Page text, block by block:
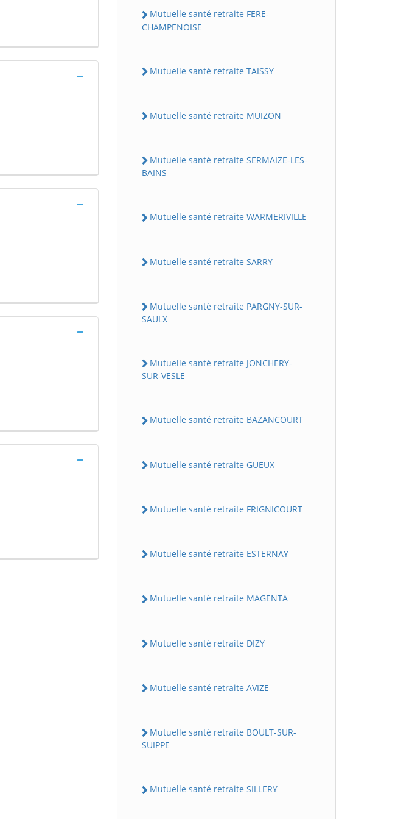
Mutuelle santé retraite FERE-
CHAMPENOISE
Mutuelle santé retraite TAISSY
Mutuelle santé retraite MUIZON
Mutuelle santé retraite SERMAIZE-LES-
BAINS
Mutuelle santé retraite WARMERIVILLE
Mutuelle santé retraite SARRY
Mutuelle santé retraite PARGNY-SUR-
SAULX
Mutuelle santé retraite JONCHERY-
SUR-VESLE
Mutuelle santé retraite BAZANCOURT
Mutuelle santé retraite GUEUX
Mutuelle santé retraite FRIGNICOURT
Mutuelle santé retraite ESTERNAY
Mutuelle santé retraite MAGENTA
Mutuelle santé retraite DIZY
Mutuelle santé retraite AVIZE
Mutuelle santé retraite BOULT-SUR-
SUIPPE
Mutuelle santé retraite SILLERY